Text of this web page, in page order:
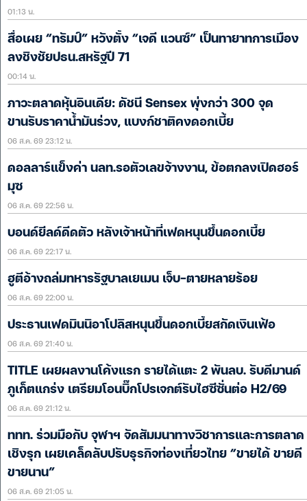
01:13 น.
สื่อเผย “ทรัมป์” หวังตั้ง “เจดี แวนซ์” เป็นทายาทการเมือง
ลงชิงชัยปธน.สหรัฐปี 71
00:14 น.
ภาวะตลาดหุ้นอินเดีย: ดัชนี Sensex พุ่งกว่า 300 จุด
ขานรับราคาน้ำมันร่วง, แบงก์ชาติคงดอกเบี้ย
06 ส.ค. 69 23:12 น.
ดอลลาร์แข็งค่า นลท.รอตัวเลขจ้างงาน, ข้อตกลงเปิดฮอร์
มุซ
06 ส.ค. 69 22:56 น.
บอนด์ยีลด์ดีดตัว หลังเจ้าหน้าที่เฟดหนุนขึ้นดอกเบี้ย
06 ส.ค. 69 22:17 น.
ฮูตีอ้างถล่มทหารรัฐบาลเยเมน เจ็บ-ตายหลายร้อย
06 ส.ค. 69 22:00 น.
ประธานเฟดมินนิอาโปลิสหนุนขึ้นดอกเบี้ยสกัดเงินเฟ้อ
06 ส.ค. 69 21:40 น.
TITLE เผยผลงานโค้งแรก รายได้แตะ 2 พันลบ. รับดีมานด์
ภูเก็ตแกร่ง เตรียมโอนบิ๊กโปรเจกต์รับไฮซีซั่นต่อ H2/69
06 ส.ค. 69 21:12 น.
ททท. ร่วมมือกับ จุฬาฯ จัดสัมมนาทางวิชาการและการตลาด
เชิงรุก เผยเคล็ดลับปรับธุรกิจท่องเที่ยวไทย “ขายได้ ขายดี
ขายนาน”
06 ส.ค. 69 21:05 น.